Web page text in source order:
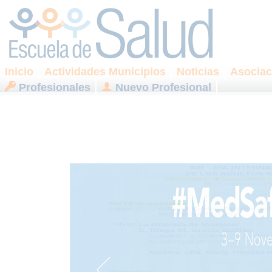
Inicio Actividades Municipios Noticias
Profesionales
Nuevo Profesional